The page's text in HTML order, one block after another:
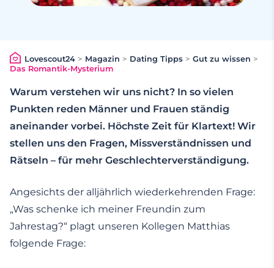
Lovescout24> Magazin > Dating Tipps > Gut zu wissen >
Das Romantik-Mysterium
Warum verstehen wir uns nicht? In so vielen
Punkten reden Männer und Frauen ständig
aneinander vorbei. Höchste Zeit für Klartext! Wir
stellen uns den Fragen, Missverständnissen und
Rätseln – für mehr Geschlechterverständigung.
Angesichts der alljährlich wiederkehrenden Frage:
„Was schenke ich meiner Freundin zum
Jahrestag?“ plagt unseren Kollegen Matthias
folgende Frage: